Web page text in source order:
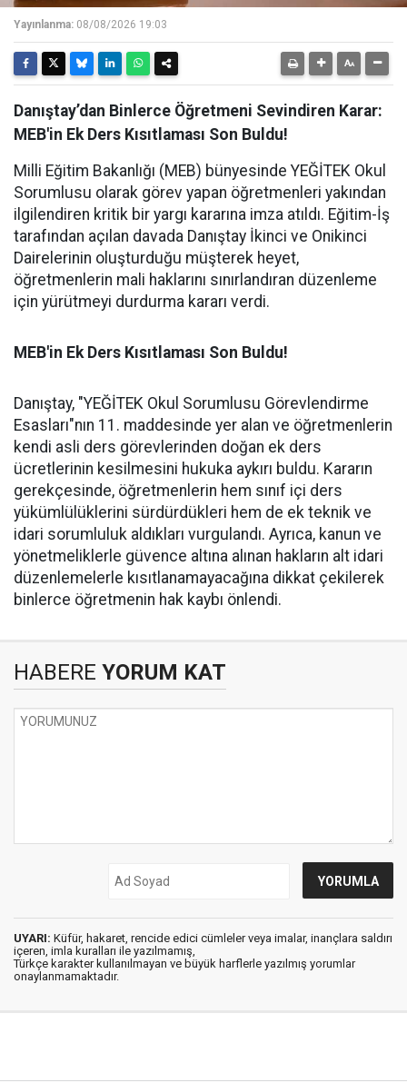
Yayınlanma: 08/08/2026 19:03
Danıştay’dan Binlerce Öğretmeni Sevindiren Karar:
MEB'in Ek Ders Kısıtlaması Son Buldu!
Milli Eğitim Bakanlığı (MEB) bünyesinde YEĞİTEK Okul
Sorumlusu olarak görev yapan öğretmenleri yakından
ilgilendiren kritik bir yargı kararına imza atıldı. Eğitim-İş
tarafından açılan davada Danıştay İkinci ve Onikinci
Dairelerinin oluşturduğu müşterek heyet,
öğretmenlerin mali haklarını sınırlandıran düzenleme
için yürütmeyi durdurma kararı verdi.
MEB'in Ek Ders Kısıtlaması Son Buldu!
Danıştay, "YEĞİTEK Okul Sorumlusu Görevlendirme
Esasları"nın 11. maddesinde yer alan ve öğretmenlerin
kendi asli ders görevlerinden doğan ek ders
ücretlerinin kesilmesini hukuka aykırı buldu. Kararın
gerekçesinde, öğretmenlerin hem sınıf içi ders
yükümlülüklerini sürdürdükleri hem de ek teknik ve
idari sorumluluk aldıkları vurgulandı. Ayrıca, kanun ve
yönetmeliklerle güvence altına alınan hakların alt idari
düzenlemelerle kısıtlanamayacağına dikkat çekilerek
binlerce öğretmenin hak kaybı önlendi.
HABERE YORUM KAT
UYARI: Küfür, hakaret, rencide edici cümleler veya imalar, inançlara saldırı
içeren, imla kuralları ile yazılmamış,
Türkçe karakter kullanılmayan ve büyük harflerle yazılmış yorumlar
onaylanmamaktadır.